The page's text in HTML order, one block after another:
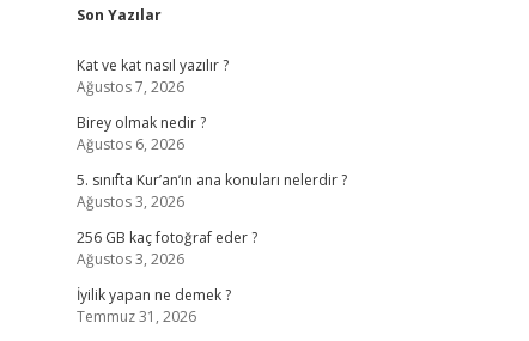
Sidebar
Son Yazılar
Kat ve kat nasıl yazılır ?
Ağustos 7, 2026
Birey olmak nedir ?
Ağustos 6, 2026
5. sınıfta Kur’an’ın ana konuları nelerdir ?
Ağustos 3, 2026
256 GB kaç fotoğraf eder ?
Ağustos 3, 2026
İyilik yapan ne demek ?
Temmuz 31, 2026